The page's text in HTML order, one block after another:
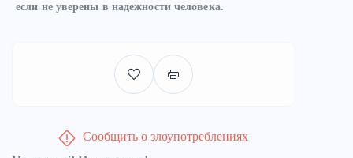
если не уверены в надежности человека.
Сообщить о злоупотреблениях